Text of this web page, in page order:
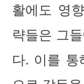
활에도 영
략들은 그
다. 이를 통